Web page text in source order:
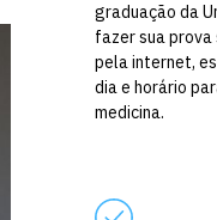
graduação da
fazer sua prova
pela internet,
dia e horário
medicina.